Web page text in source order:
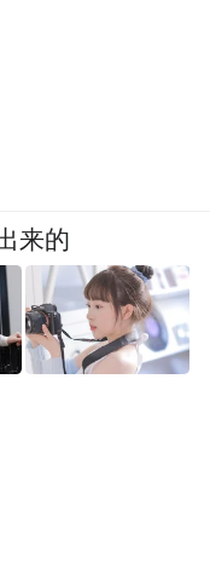
来的